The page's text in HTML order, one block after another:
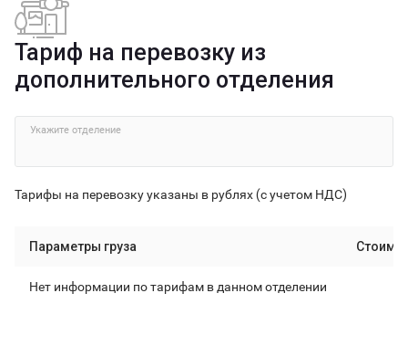
Тариф на перевозку из
дополнительного отделения
Укажите отделение
Тарифы на перевозку указаны в рублях (с учетом НДС)
Параметры груза
Нет информации по тарифам в данном отделении